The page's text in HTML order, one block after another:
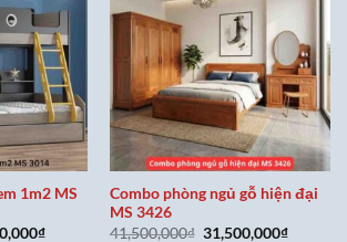
1m2 MS
₫Giá
Combo phòng ngủ gỗ hiện đại
MS 3426
41,500,000₫ Giá
31,500,000₫Giá